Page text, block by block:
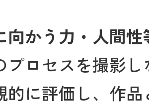
向かう力・人間
ロセスを撮影し
的に評価し、作